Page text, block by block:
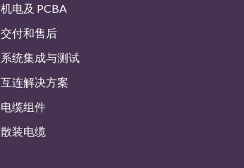
机电及 PCBA
交付和售后
系统集成与测试
互连解决方案
电缆组件
散装电缆